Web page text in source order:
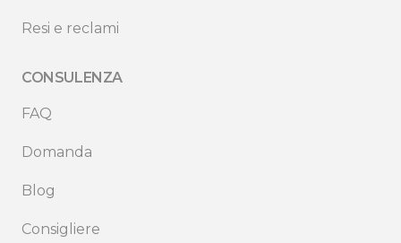
Resi e reclami
CONSULENZA
FAQ
Domanda
Blog
Consigliere